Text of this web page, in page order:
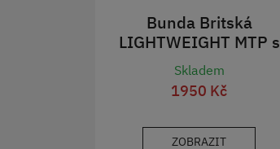
Bunda Britská
LIGHTWEIGHT MTP s
membránou nová
Skladem
1950 Kč
ZOBRAZIT